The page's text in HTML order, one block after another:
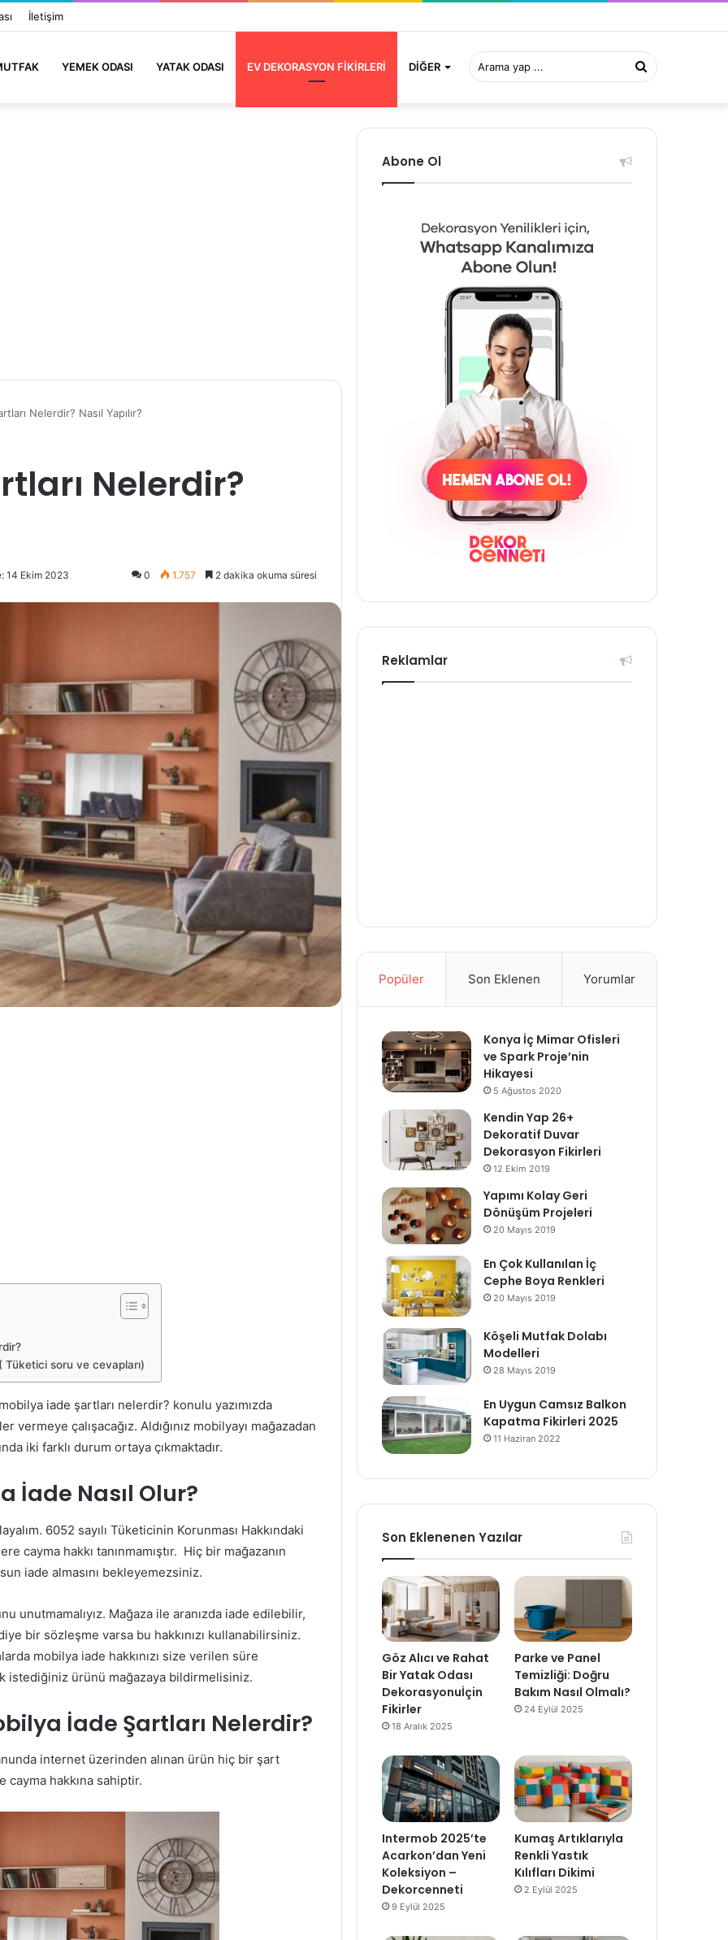
İletişim
YEMEK ODASI YATAK ODASI EV DEKORASYON FIKIRLERI DIĞER Arama
yap
Nelerdir? Nasıl Yapılır?
Nelerdir?
14 Ekim 2023 0 1.757 2 dakika okuma süresi
Tüketici soru ve cevapları)
iade şartları nelerdir? konulu yazımızda
çalışacağız. Aldığınız mobilyayı mağazadan
iki farklı durum ortaya çıkmaktadır.
İade Nasıl Olur?
6052 sayılı Tüketicinin Korunması Hakkındaki
cayma hakkı tanınmamıştır. Hiç bir mağazanın
iade almasını bekleyemezsiniz.
unutmamalıyız. Mağaza ile aranızda iade edilebilir,
bir sözleşme varsa bu hakkınızı kullanabilirsiniz.
mobilya iade hakkınızı size verilen süre
istediğiniz ürünü mağazaya bildirmelisiniz.
İade Şartları Nelerdir?
internet üzerinden alınan ürün hiç bir şart
hakkına sahiptir.
Abone Ol
Reklamlar
Popüler Son Eklenen Yorumlar
Konya İç Mimar Ofisleri
ve Spark Proje’nin
Hikayesi
5 Ağustos 2020
Kendin Yap 26+
Dekoratif Duvar
Dekorasyon Fikirleri
12 Ekim 2019
Yapımı Kolay Geri
Dönüşüm Projeleri
20 Mayıs 2019
En Çok Kullanılan İç
Cephe Boya Renkleri
20 Mayıs 2019
Köşeli Mutfak Dolabı
Modelleri
28 Mayıs 2019
En Uygun Camsız Balkon
Kapatma Fikirleri 2025
11 Haziran 2022
Son Eklenenen Yazılar
Göz Alıcı ve Rahat
Bir Yatak Odası
Dekorasyonuİçin
Fikirler
18 Aralık 2025
Parke ve Panel
Temizliği: Doğru
Bakım Nasıl Olmalı?
24 Eylül 2025
Intermob 2025’te
Acarkon’dan Yeni
Koleksiyon –
Dekorcenneti
9 Eylül 2025
Kumaş Artıklarıyla
Renkli Yastık
Kılıfları Dikimi
2 Eylül 2025